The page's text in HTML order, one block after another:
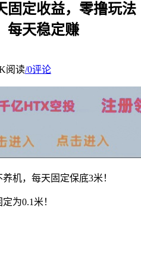
固定收益，零撸玩法
每天稳定赚
阅读/0评论
机，每天固定保底3米！
为0.1米！